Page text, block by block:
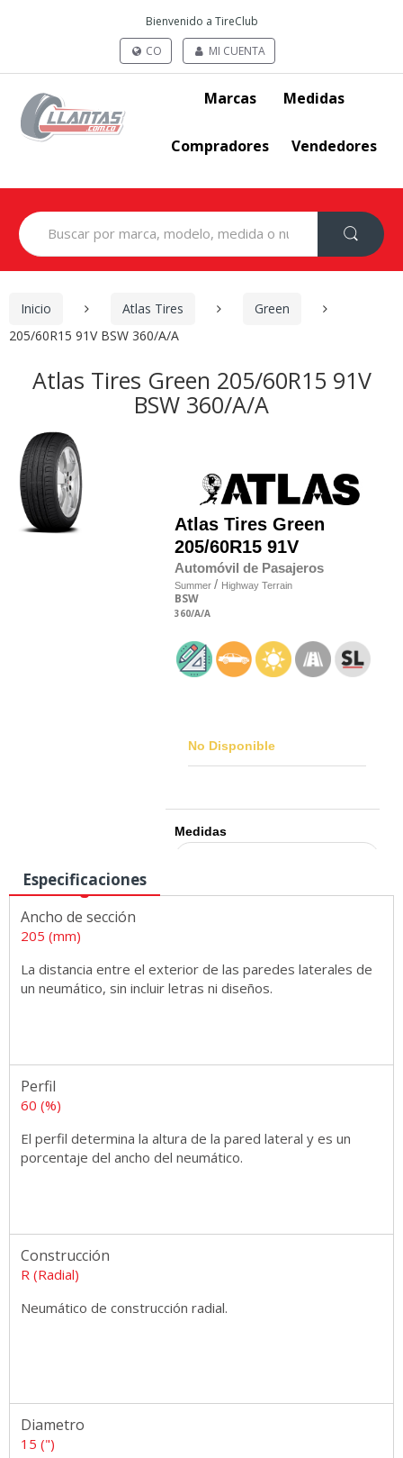
Bienvenido a TireClub
CO
MI CUENTA
Marcas Medidas
Compradores Vendedores
Search
for:
Inicio Atlas Tires
Green
205/60R15 91V BSW 360/A/A
Atlas Tires Green 205/60R15 91V
BSW 360/A/A
Atlas Tires Green
205/60R15 91V
Automóvil de Pasajeros
Summer / Highway Terrain
BSW
360/A/A
No Disponible
Medidas
Especificaciones
Ancho de sección
205 (mm)
La distancia entre el exterior de las paredes laterales de
un neumático, sin incluir letras ni diseños.
Perfil
60 (%)
El perfil determina la altura de la pared lateral y es un
porcentaje del ancho del neumático.
Construcción
R (Radial)
Neumático de construcción radial.
Diametro
15 (")